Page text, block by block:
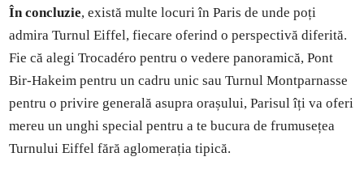
În concluzie, există multe locuri în Paris de unde poți
admira Turnul Eiffel, fiecare oferind o perspectivă diferită.
Fie că alegi Trocadéro pentru o vedere panoramică, Pont
Bir-Hakeim pentru un cadru unic sau Turnul Montparnasse
pentru o privire generală asupra orașului, Parisul îți va oferi
mereu un unghi special pentru a te bucura de frumusețea
Turnului Eiffel fără aglomerația tipică.